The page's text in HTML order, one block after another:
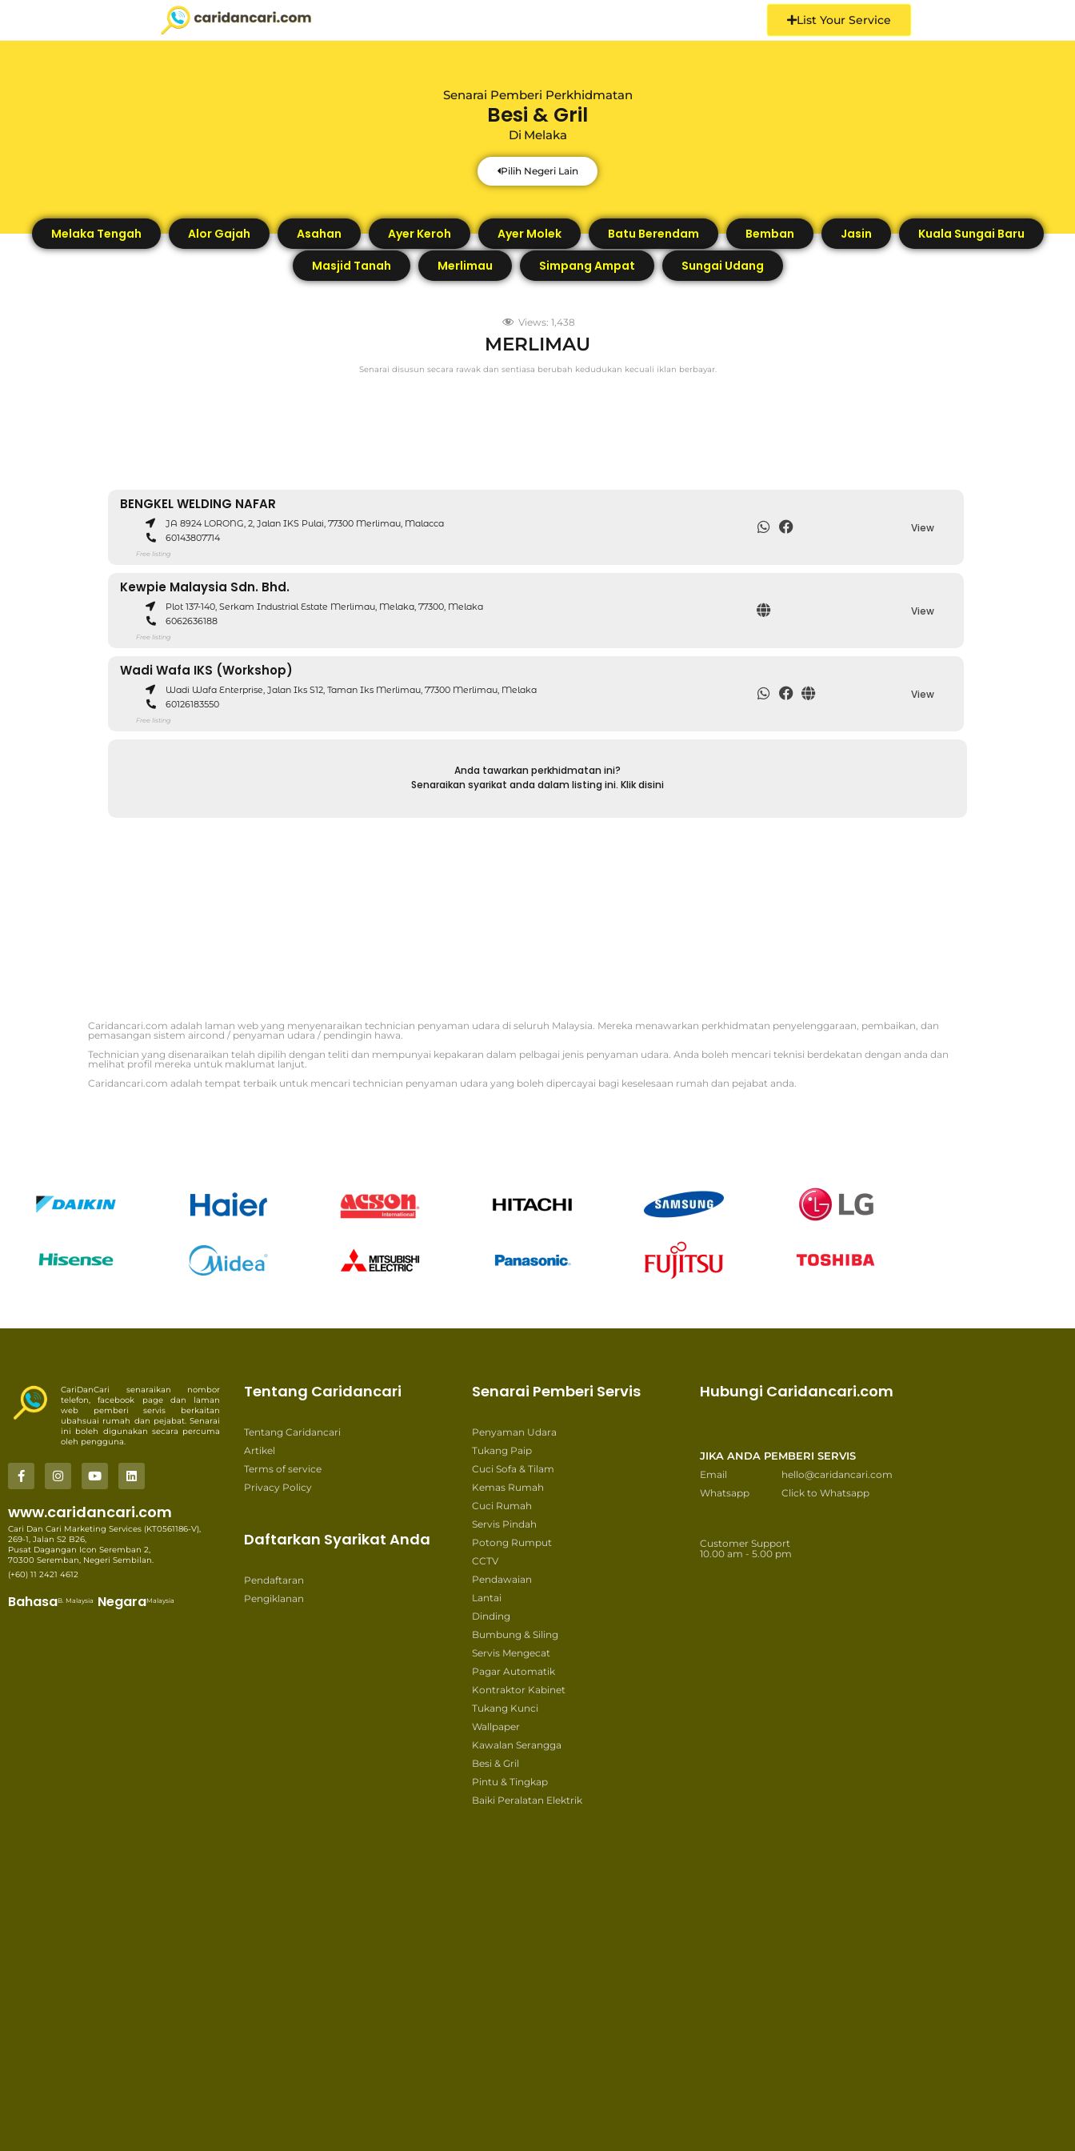
List Your Service
Senarai Pemberi Perkhidmatan
Besi & Gril
Di Melaka
Pilih Negeri Lain
Melaka Tengah Alor Gajah Asahan Ayer Keroh Ayer Molek Batu Berendam Bemban Jasin
Kuala Sungai Baru
Masjid Tanah
Merlimau Simpang Ampat Sungai Udang
Views: 1,438
MERLIMAU
Senarai disusun secara rawak dan sentiasa berubah kedudukan kecuali iklan berbayar.
BENGKEL WELDING NAFAR
JA 8924 LORONG, 2, Jalan IKS Pulai, 77300 Merlimau, Malacca
60143807714
Free listing
View
Kewpie Malaysia Sdn. Bhd.
Plot 137-140, Serkam Industrial Estate Merlimau, Melaka, 77300, Melaka
6062636188
Free listing
View
Wadi Wafa IKS (Workshop)
Wadi Wafa Enterprise, Jalan Iks S12, Taman Iks Merlimau, 77300 Merlimau, Melaka
60126183550
Free listing
View
Anda tawarkan perkhidmatan ini?
Senaraikan syarikat anda dalam listing ini. Klik disini
Caridancari.com adalah laman web yang menyenaraikan technician penyaman udara di seluruh Malaysia. Mereka menawarkan perkhidmatan penyelenggaraan, pembaikan, dan
pemasangan sistem aircond / penyaman udara / pendingin hawa.
Technician yang disenaraikan telah dipilih dengan teliti dan mempunyai kepakaran dalam pelbagai jenis penyaman udara. Anda boleh mencari teknisi berdekatan dengan anda dan
melihat profil mereka untuk maklumat lanjut.
Caridancari.com adalah tempat terbaik untuk mencari technician penyaman udara yang boleh dipercayai bagi keselesaan rumah dan pejabat anda.
CariDanCari senaraikan nombor
telefon, facebook page dan laman
web pemberi servis berkaitan
ubahsuai rumah dan pejabat. Senarai
ini boleh digunakan secara percuma
oleh pengguna.
www.caridancari.com
Cari Dan Cari Marketing Services (KT0561186-V),
269-1, Jalan S2 B26,
Pusat Dagangan Icon Seremban 2,
70300 Seremban, Negeri Sembilan.
(+60) 11 2421 4612
BahasaB. Malaysia NegaraMalaysia
Tentang Caridancari
Tentang Caridancari
Artikel
Terms of service
Privacy Policy
Daftarkan Syarikat Anda
Pendaftaran
Pengiklanan
Senarai Pemberi Servis
Penyaman Udara
Tukang Paip
Cuci Sofa & Tilam
Kemas Rumah
Cuci Rumah
Servis Pindah
Potong Rumput
CCTV
Pendawaian
Lantai
Dinding
Bumbung & Siling
Servis Mengecat
Pagar Automatik
Kontraktor Kabinet
Tukang Kunci
Wallpaper
Kawalan Serangga
Besi & Gril
Pintu & Tingkap
Baiki Peralatan Elektrik
Hubungi Caridancari.com
JIKA ANDA PEMBERI SERVIS
Email
hello@caridancari.com
Whatsapp
Click to Whatsapp
Customer Support
10.00 am - 5.00 pm